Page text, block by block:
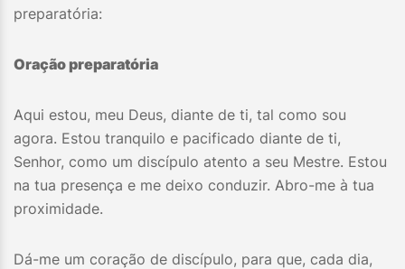
preparatória:
Oração preparatória
Aqui estou, meu Deus, diante de ti, tal como sou
agora. Estou tranquilo e pacificado diante de ti,
Senhor, como um discípulo atento a seu Mestre. Estou
na tua presença e me deixo conduzir. Abro-me à tua
proximidade.
Dá-me um coração de discípulo, para que, cada dia,